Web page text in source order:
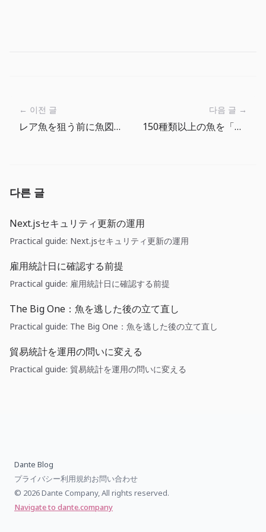
← 이전 글
レア魚を狙う前に魚図鑑で見ること
다음 글 →
150種類以上の魚を「魚図鑑」で読みやすくするために
다른 글
Next.jsセキュリティ更新の運用
Practical guide: Next.jsセキュリティ更新の運用
雇用統計日に確認する前提
Practical guide: 雇用統計日に確認する前提
The Big One：魚を逃した後の立て直し
Practical guide: The Big One：魚を逃した後の立て直し
貿易統計を運用の問いに変える
Practical guide: 貿易統計を運用の問いに変える
Dante Blog
プライバシー利用規約お問い合わせ
© 2026 Dante Company, All rights reserved.
Navigate to dante.company